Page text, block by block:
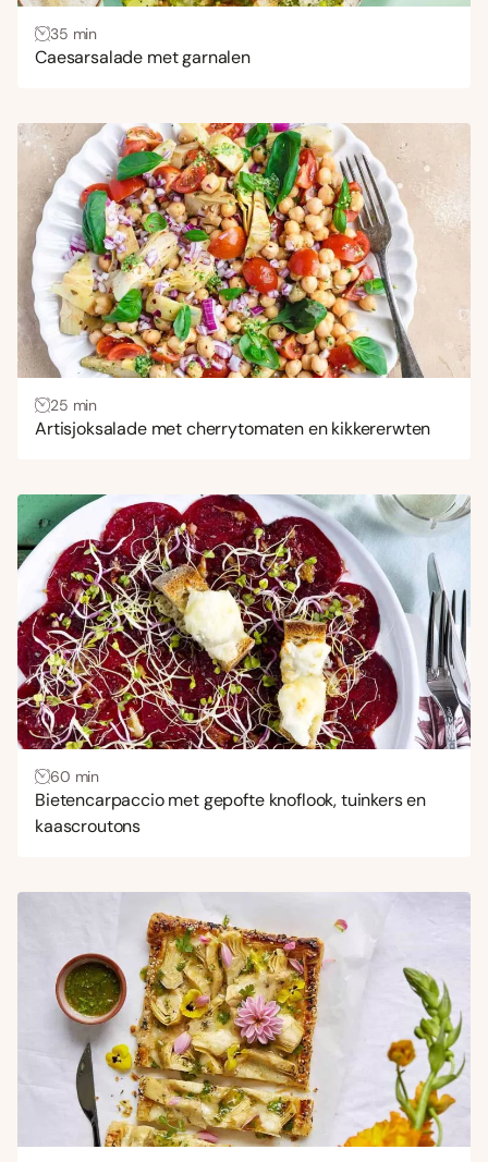
35 min
Caesarsalade met garnalen
25 min
Artisjoksalade met cherrytomaten en kikkererwten
60 min
Bietencarpaccio met gepofte knoflook, tuinkers en
kaascroutons